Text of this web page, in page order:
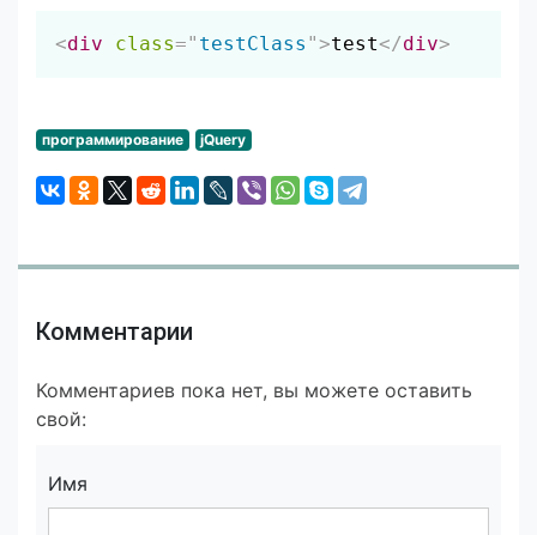
<div class=" testClass ">test</div>
Скопировать
программирование jQuery
Комментарии
Комментариев пока нет, вы можете оставить
свой:
Имя